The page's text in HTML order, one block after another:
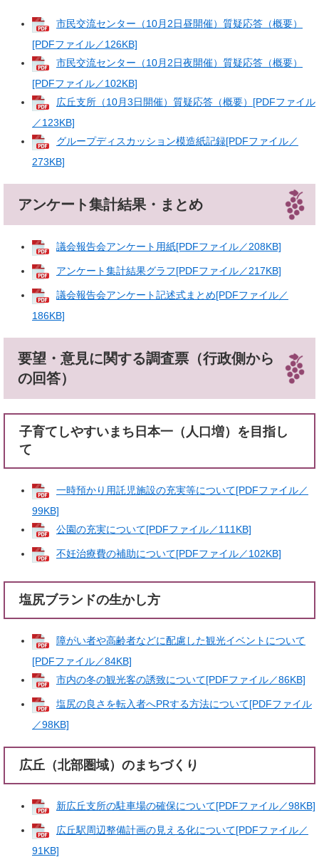
市民交流センター（10月2日昼開催）質疑応答（概要）
[PDFファイル／126KB]
市民交流センター（10月2日夜開催）質疑応答（概要）
[PDFファイル／102KB]
広丘支所（10月3日開催）質疑応答（概要）[PDFファイル
／123KB]
グループディスカッション模造紙記録[PDFファイル／
273KB]
アンケート集計結果・まとめ
議会報告会アンケート用紙[PDFファイル／208KB]
アンケート集計結果グラフ[PDFファイル／217KB]
議会報告会アンケート記述式まとめ[PDFファイル／
186KB]
要望・意見に関する調査票（行政側から
の回答）
子育てしやすいまち日本一（人口増）を目指し
て
一時預かり用託児施設の充実等について[PDFファイル／
99KB]
公園の充実について[PDFファイル／111KB]
不妊治療費の補助について[PDFファイル／102KB]
塩尻ブランドの生かし方
障がい者や高齢者などに配慮した観光イベントについて
[PDFファイル／84KB]
市内の冬の観光客の誘致について[PDFファイル／86KB]
塩尻の良さを転入者へPRする方法について[PDFファイル
／98KB]
広丘（北部圏域）のまちづくり
新広丘支所の駐車場の確保について[PDFファイル／98KB]
広丘駅周辺整備計画の見える化について[PDFファイル／
91KB]